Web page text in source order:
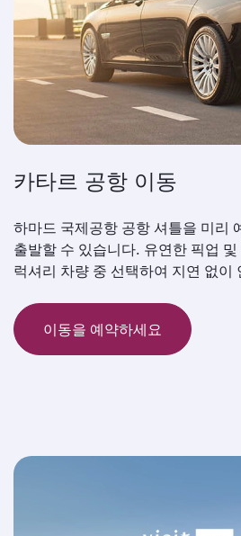
카타르 공항 이동
하마드 국제공항 공항 셔틀을 미리
출발할 수 있습니다. 유연한 픽업
럭셔리 차량 중 선택하여 지연 없이
이동을 예약하세요